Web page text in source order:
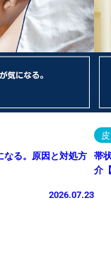
なる。原因と対処方
2026.07.23
帯
介